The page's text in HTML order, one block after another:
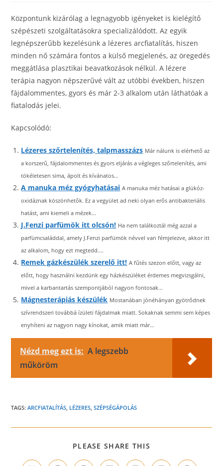
Központunk kizárólag a legnagyobb igényeket is kielégítő
szépészeti szolgáltatásokra specializálódott. Az egyik
legnépszerűbb kezelésünk a lézeres arcfiatalítás, hiszen
minden nő számára fontos a külső megjelenés, az öregedés
meggátlása plasztikai beavatkozások nélkül. A lézere
terápia nagyon népszerűvé vált az utóbbi években, hiszen
fájdalommentes, gyors és már 2-3 alkalom után láthatóak a
fiatalodás jelei.
Kapcsolódó:
Lézeres szőrtelenítés, talpmasszázs Már nálunk is elérhető az
a korszerű, fájdalommentes és gyors eljárás a végleges szőrtelenítés, ami
tökéletesen sima, ápolt és kívánatos...
A manuka méz gyógyhatásai A manuka méz hatásai a glükóz-
oxidáznak köszönhetők. Ez a vegyület ad neki olyan erős antibakteriális
hatást, ami kiemeli a mézek...
J.Fenzi parfümök itt olcsón! Ha nem találkoztál még azzal a
parfümcsaláddal, amely J.Fenzi parfümök névvel van fémjelezve, akkor itt
az alkalom, hogy ezt megtedd....
Remek gázkészülék szerelő itt! A fűtés szezon előtt, vagy az
előtt, hogy használni kezdünk egy házkészüléket érdemes megvizsgálni,
mivel a karbantartás szempontjából nagyon fontosak...
Mágnesterápiás készülék Mostanában jónéhányan gyötrődnek
szívrendszeri továbbá ízületi fájdalmak miatt. Sokaknak semmi sem képes
enyhíteni az nagyon nagy kínokat, amik miatt már...
Nézd meg ezt is: A legszebb
műköröm
TAGS:ARCFIATALÍTÁS, LÉZERES, SZÉPSÉGÁPOLÁS
PLEASE SHARE THIS
CONTENT